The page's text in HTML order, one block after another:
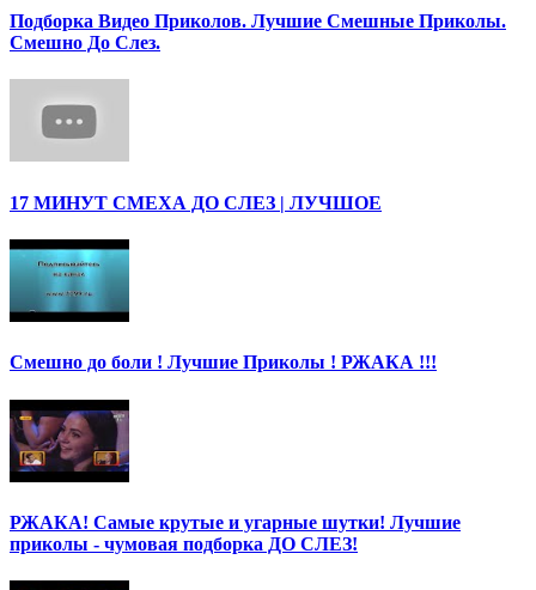
Подборка Видео Приколов. Лучшие Смешные Приколы.
Смешно До Слез.
17 МИНУТ СМЕХА ДО СЛЕЗ | ЛУЧШОЕ
Смешно до боли ! Лучшие Приколы ! РЖАКА !!!
РЖАКА! Самые крутые и угарные шутки! Лучшие
приколы - чумовая подборка ДО СЛЕЗ!